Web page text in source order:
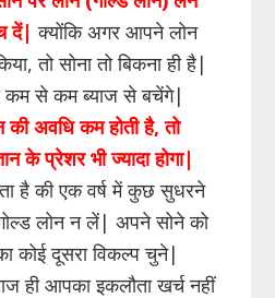
दें| क्योंकि अगर आपने लोन
तो सोना तो बिकना ही है|
कम से कम ब्याज से बचेंगे|
की अवधि कम होती है, तो
के प्रेशर भी ज्यादा होगा|
है की एक वर्ष में कुछ सुधरने
गोल्ड लोन न लें| अपने सोने को
कोई दूसरा विकल्प चुने|
ही आपका इकलौता खर्च नहीं